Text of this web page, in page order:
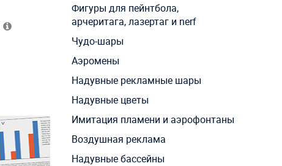
Фигуры для пейнтбола,
арчеритага, лазертаг и nerf
Чудо-шары
Аэромены
Надувные рекламные шары
Надувные цветы
Имитация пламени и аэрофонтаны
Воздушная реклама
Надувные бассейны